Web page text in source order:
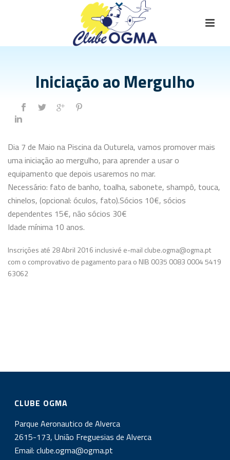
Iniciação ao Mergulho
Dia 7 de Maio na Piscina da Outurela, vamos promover mais
uma iniciação ao mergulho, para aprender a usar o
equipamento que depois usaremos no mar.
Necessário: fato de banho, toalha, sabonete, shampô, touca,
chinelos, (opcional: óculos, fato).Sócios 10€, sócios
dependentes 15€, não sócios 30€
Idade mínima 10 anos.
Inscrições até 28 Abril 2016 inclusivé e-mail clube.ogma@ogma.pt
com o comprovativo de pagamento para o NIB 0035 0083 0004 5419
63062
CLUBE OGMA
Parque Aeronautico de Alverca
2615-173, União Freguesias de Alverca
Email:clube.ogma@ogma.pt